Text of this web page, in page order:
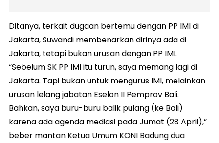
Ditanya, terkait dugaan bertemu dengan PP IMI di
Jakarta, Suwandi membenarkan dirinya ada di
Jakarta, tetapi bukan urusan dengan PP IMI.
“Sebelum SK PP IMI itu turun, saya memang lagi di
Jakarta. Tapi bukan untuk mengurus IMI, melainkan
urusan lelang jabatan Eselon II Pemprov Bali.
Bahkan, saya buru-buru balik pulang (ke Bali)
karena ada agenda mediasi pada Jumat (28 April),”
beber mantan Ketua Umum KONI Badung dua